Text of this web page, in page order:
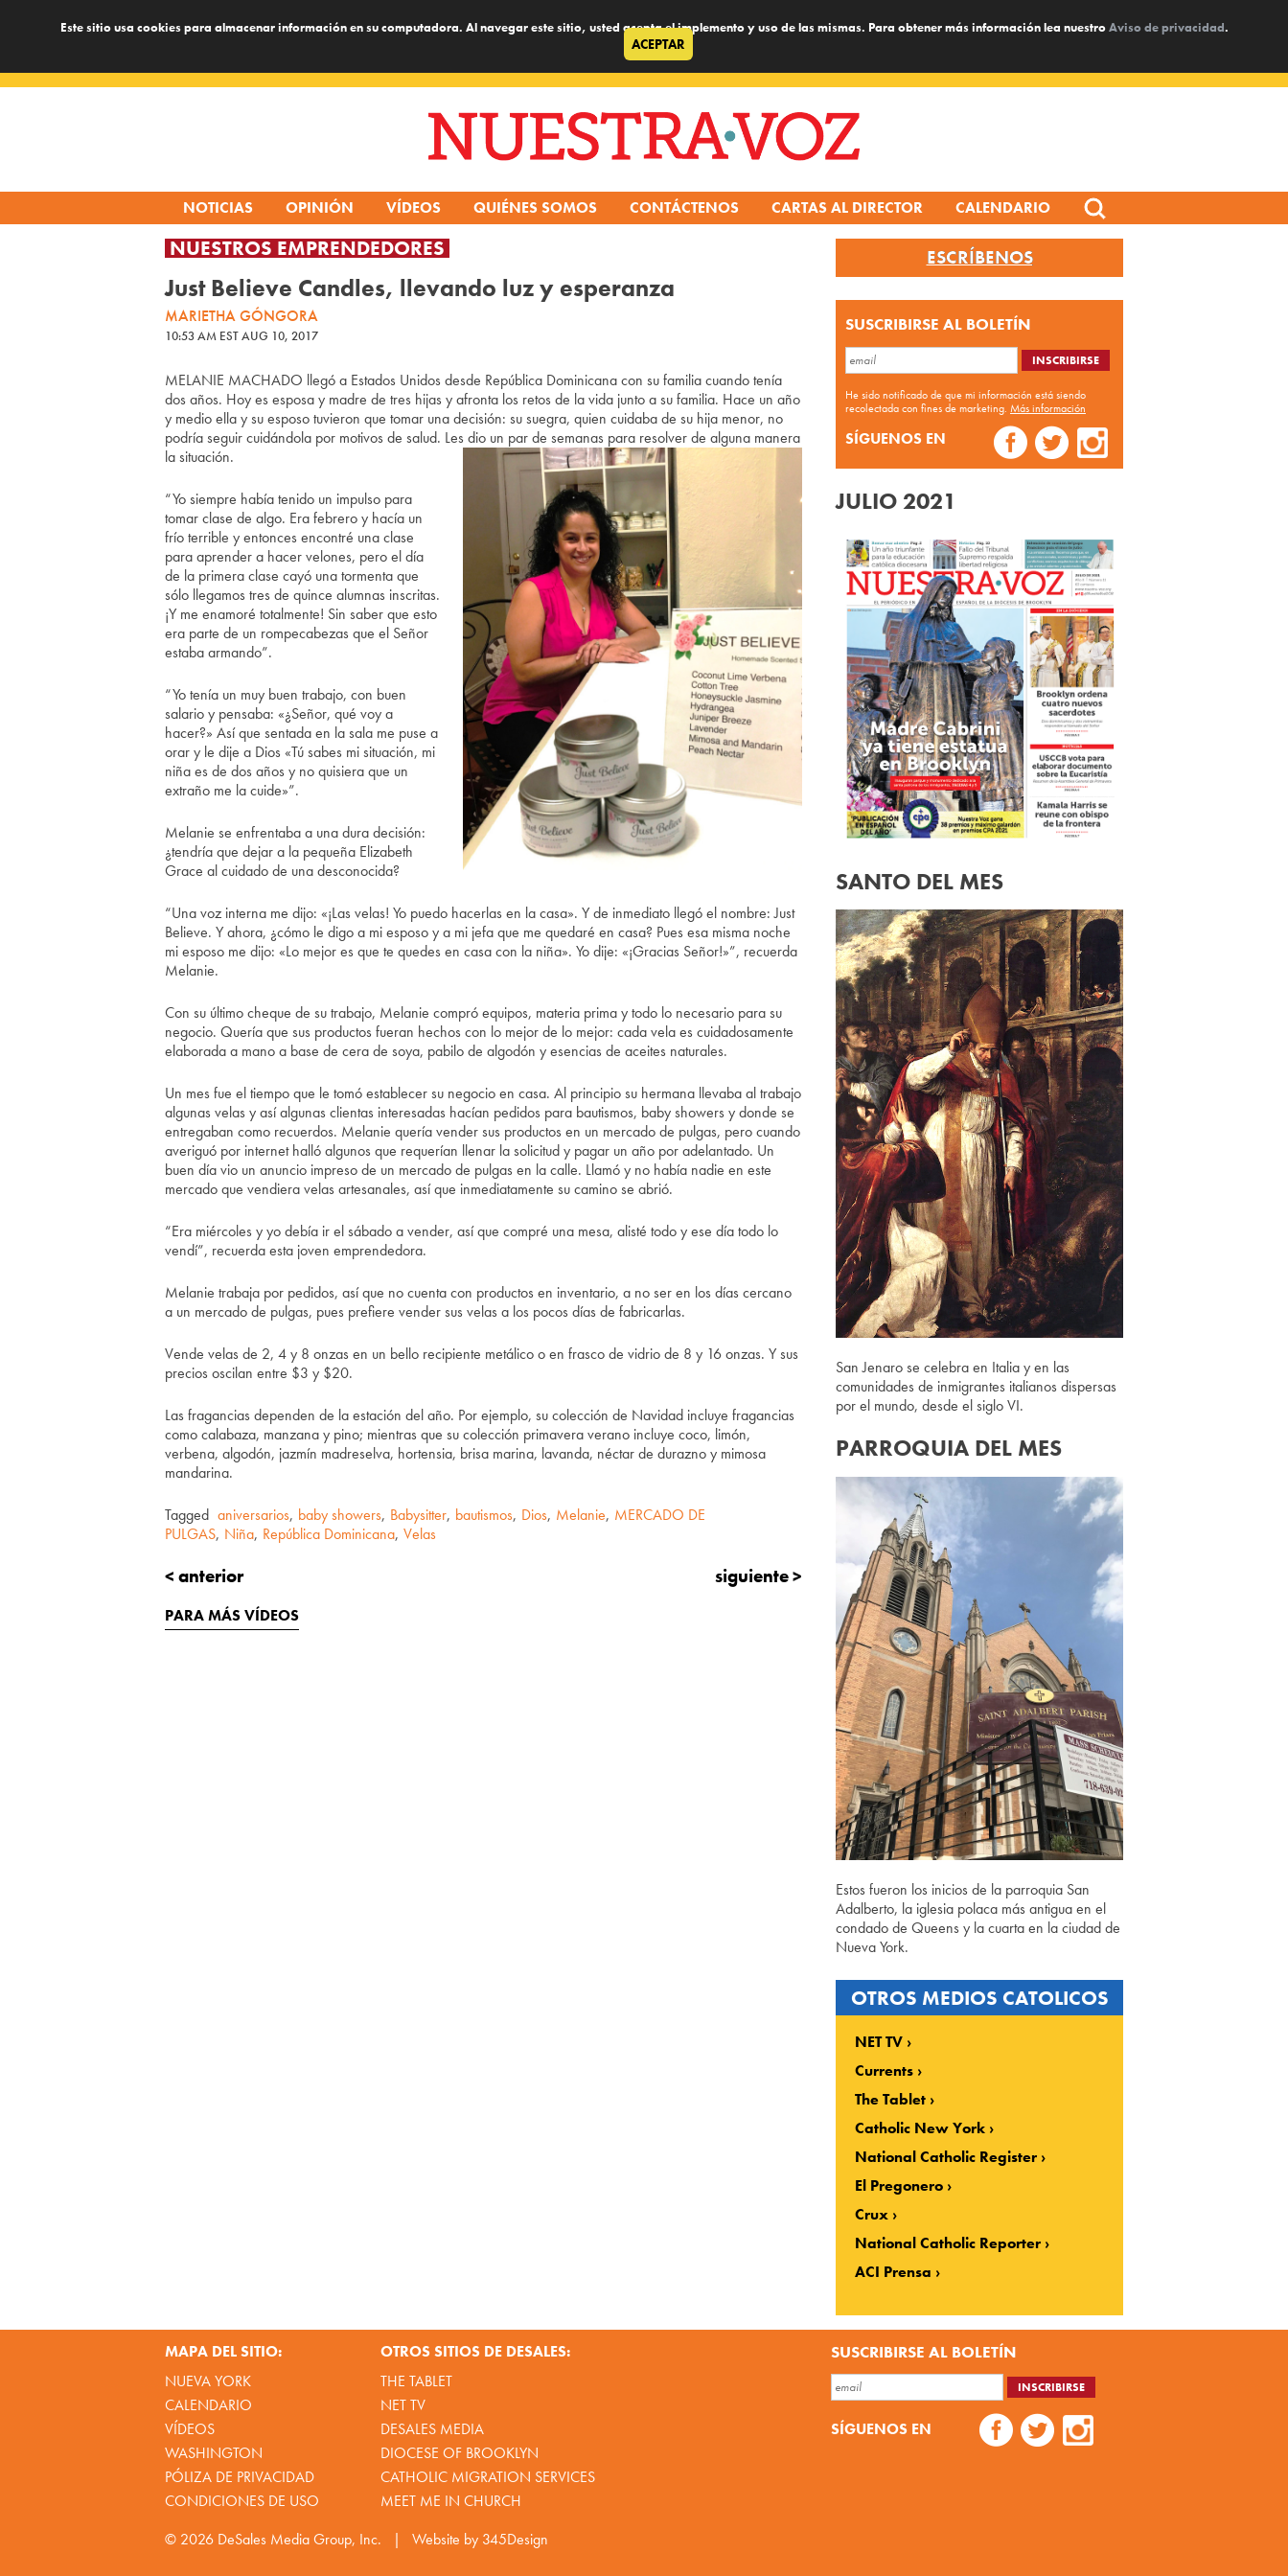
Este sitio usa cookies para almacenar información en su computadora. Al navegar este sitio, usted acepta el implemento y uso de las mismas. Para obtener más información lea nuestroAviso de privacidad.
ACEPTAR
NOTICIAS OPINIÓN VÍDEOS QUIÉNES SOMOS CONTÁCTENOS CARTAS AL DIRECTOR CALENDARIO
Search
for:
NUESTROS EMPRENDEDORES
Just Believe Candles, llevando luz y esperanza
MARIETHA GÓNGORA
10:53 AM EST AUG 10, 2017
MELANIE MACHADO llegó a Estados Unidos desde República Dominicana con su familia cuando tenía
dos años. Hoy es esposa y madre de tres hijas y afronta los retos de la vida junto a su familia. Hace un año
y medio ella y su esposo tuvieron que tomar una decisión: su suegra, quien cuidaba de su hija menor, no
podría seguir cuidándola por motivos de salud. Les dio un par de semanas para resolver de alguna manera
la situación.
“Yo siempre había tenido un impulso para
tomar clase de algo. Era febrero y hacía un
frío terrible y entonces encontré una clase
para aprender a hacer velones, pero el día
de la primera clase cayó una tormenta que
sólo llegamos tres de quince alumnas inscritas.
¡Y me enamoré totalmente! Sin saber que esto
era parte de un rompecabezas que el Señor
estaba armando”.
“Yo tenía un muy buen trabajo, con buen
salario y pensaba: «¿Señor, qué voy a
hacer?» Así que sentada en la sala me puse a
orar y le dije a Dios «Tú sabes mi situación, mi
niña es de dos años y no quisiera que un
extraño me la cuide»”.
Melanie se enfrentaba a una dura decisión:
¿tendría que dejar a la pequeña Elizabeth
Grace al cuidado de una desconocida?
“Una voz interna me dijo: «¡Las velas! Yo puedo hacerlas en la casa». Y de inmediato llegó el nombre: Just
Believe. Y ahora, ¿cómo le digo a mi esposo y a mi jefa que me quedaré en casa? Pues esa misma noche
mi esposo me dijo: «Lo mejor es que te quedes en casa con la niña». Yo dije: «¡Gracias Señor!»”, recuerda
Melanie.
Con su último cheque de su trabajo, Melanie compró equipos, materia prima y todo lo necesario para su
negocio. Quería que sus productos fueran hechos con lo mejor de lo mejor: cada vela es cuidadosamente
elaborada a mano a base de cera de soya, pabilo de algodón y esencias de aceites naturales.
Un mes fue el tiempo que le tomó establecer su negocio en casa. Al principio su hermana llevaba al trabajo
algunas velas y así algunas clientas interesadas hacían pedidos para bautismos, baby showers y donde se
entregaban como recuerdos. Melanie quería vender sus productos en un mercado de pulgas, pero cuando
averiguó por internet halló algunos que requerían llenar la solicitud y pagar un año por adelantado. Un
buen día vio un anuncio impreso de un mercado de pulgas en la calle. Llamó y no había nadie en este
mercado que vendiera velas artesanales, así que inmediatamente su camino se abrió.
“Era miércoles y yo debía ir el sábado a vender, así que compré una mesa, alisté todo y ese día todo lo
vendí”, recuerda esta joven emprendedora.
Melanie trabaja por pedidos, así que no cuenta con productos en inventario, a no ser en los días cercano
a un mercado de pulgas, pues prefiere vender sus velas a los pocos días de fabricarlas.
Vende velas de 2, 4 y 8 onzas en un bello recipiente metálico o en frasco de vidrio de 8 y 16 onzas. Y sus
precios oscilan entre $3 y $20.
Las fragancias dependen de la estación del año. Por ejemplo, su colección de Navidad incluye fragancias
como calabaza, manzana y pino; mientras que su colección primavera verano incluye coco, limón,
verbena, algodón, jazmín madreselva, hortensia, brisa marina, lavanda, néctar de durazno y mimosa
mandarina.
Tagged aniversarios, baby showers, Babysitter, bautismos, Dios, Melanie, MERCADO DE
PULGAS, Niña, República Dominicana, Velas
< anterior siguiente >
PARA MÁS VÍDEOS
ESCRÍBENOS
SUSCRIBIRSE AL BOLETÍN
He sido notificado de que mi información está siendo
recolectada con fines de marketing. Más información
SÍGUENOS EN
JULIO 2021
SANTO DEL MES
San Jenaro se celebra en Italia y en las
comunidades de inmigrantes italianos dispersas
por el mundo, desde el siglo VI.
PARROQUIA DEL MES
Estos fueron los inicios de la parroquia San
Adalberto, la iglesia polaca más antigua en el
condado de Queens y la cuarta en la ciudad de
Nueva York.
OTROS MEDIOS CATOLICOS
NET TV
Currents
The Tablet
Catholic New York
National Catholic Register
El Pregonero
Crux
National Catholic Reporter
ACI Prensa
MAPA DEL SITIO:
NUEVA YORK
CALENDARIO
VÍDEOS
WASHINGTON
PÓLIZA DE PRIVACIDAD
CONDICIONES DE USO
OTROS SITIOS DE DESALES:
THE TABLET
NET TV
DESALES MEDIA
DIOCESE OF BROOKLYN
CATHOLIC MIGRATION SERVICES
MEET ME IN CHURCH
SUSCRIBIRSE AL BOLETÍN
SÍGUENOS EN
© 2026 DeSales Media Group, Inc. | Website by 345Design